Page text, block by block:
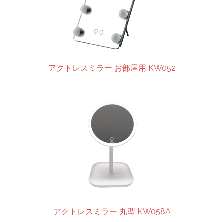
アクトレスミラー お部屋用 KW052
アクトレスミラー 丸型 KW058A